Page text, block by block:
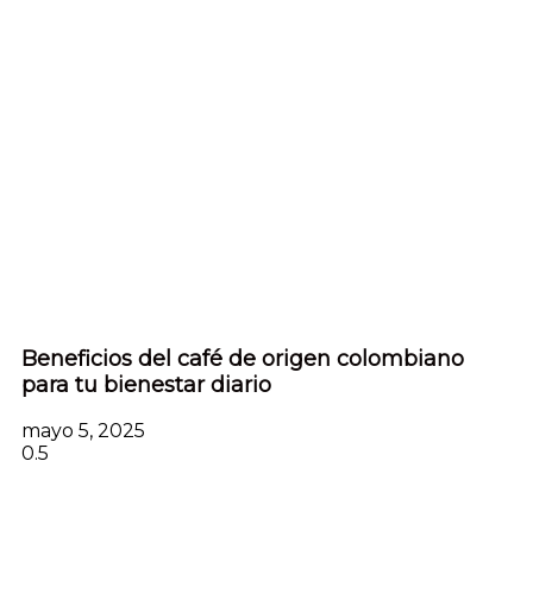
Beneficios del café de origen colombiano
para tu bienestar diario
mayo 5, 2025